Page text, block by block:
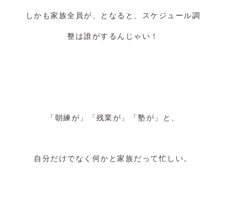
しかも家族全員が、となると、スケジュール調
整は誰がするんじゃい！
「朝練が」「残業が」「塾が」と、
自分だけでなく何かと家族だって忙しい。